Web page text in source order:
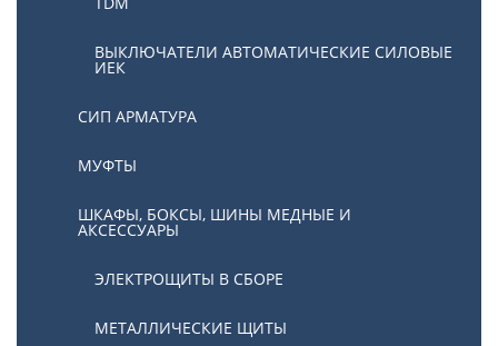
ВЫКЛЮЧАТЕЛИ АВТОМАТИЧЕСКИЕ СИЛОВЫЕ
ИЕК
СИП АРМАТУРА
МУФТЫ
ШКАФЫ, БОКСЫ, ШИНЫ МЕДНЫЕ И
АКСЕССУАРЫ
ЭЛЕКТРОЩИТЫ В СБОРЕ
МЕТАЛЛИЧЕСКИЕ ЩИТЫ